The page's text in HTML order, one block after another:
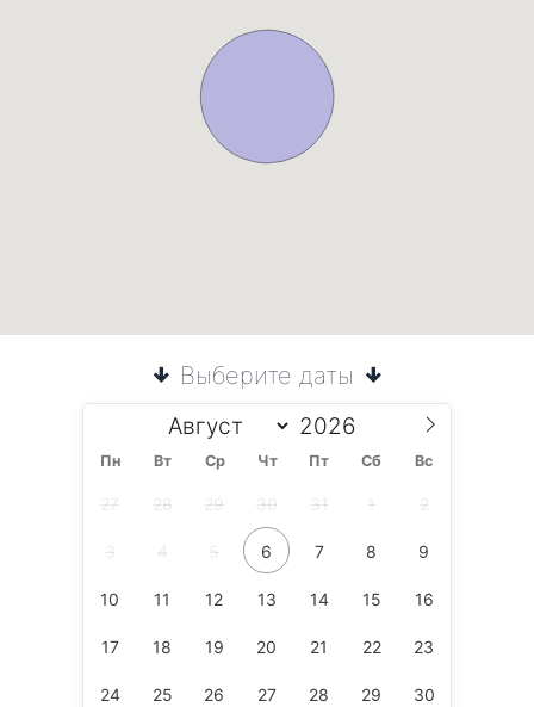
Выберите даты
Пн Вт Ср Чт Пт Сб Вс
27 28 29 30 31 1 2
3 4 5 6 7 8 9
10 11 12 13 14 15 16
17 18 19 20 21 22 23
24 25 26 27 28 29 30